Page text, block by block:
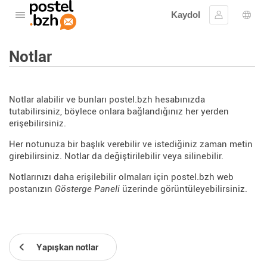
Menüyü aç
Kaydol
Oturum aç
Dil
Notlar
Notlar alabilir ve bunları postel.bzh hesabınızda
tutabilirsiniz, böylece onlara bağlandığınız her yerden
erişebilirsiniz.
Her notunuza bir başlık verebilir ve istediğiniz zaman metin
girebilirsiniz. Notlar da değiştirilebilir veya silinebilir.
Notlarınızı daha erişilebilir olmaları için postel.bzh web
postanızın Gösterge Paneli üzerinde görüntüleyebilirsiniz.
Yapışkan notlar